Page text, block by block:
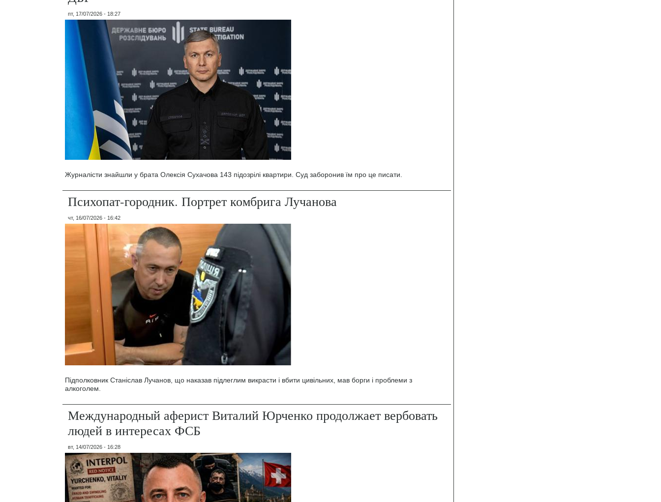
пт, 17/07/2026 - 18:27
Журналісти знайшли у брата Олексія Сухачова 143 підозрілі квартири. Суд заборонив їм про це писати.
Психопат-городник. Портрет комбрига Лучанова
чт, 16/07/2026 - 16:42
Підполковник Станіслав Лучанов, що наказав підлеглим викрасти і вбити цивільних, мав борги і проблеми з
алкоголем.
Международный аферист Виталий Юрченко продолжает вербовать
людей в интересах ФСБ
вт, 14/07/2026 - 16:28